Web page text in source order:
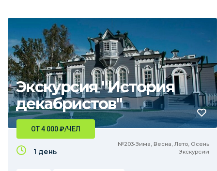
Экскурсия "История
декабристов"
№203•Зима, Весна, Лето, Осень
Экскурсии
ОТ 4 000₽/ЧЕЛ
1 день